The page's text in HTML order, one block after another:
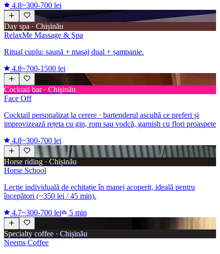
4.8~300-700 lei
Day spa · Chișinău
RelaxMe Massage & Spa
Ritual cuplu: saună + masaj dual + șampanie.
4.8~700-1500 lei
Cocktail bar · Chișinău
Face Off
Cocktail personalizat la cerere · bartenderul ascultă ce preferi și
improvizează rețeta cu gin, rom sau vodcă, garnish cu flori proaspete
4.8~300-700 lei
Horse riding · Chișinău
Horse School
Lecție individuală de echitație în manej acoperit, ideală pentru
începători (~350 lei / 45 min).
4.7~300-700 lei 5 min
Specialty coffee · Chișinău
Neems Coffee